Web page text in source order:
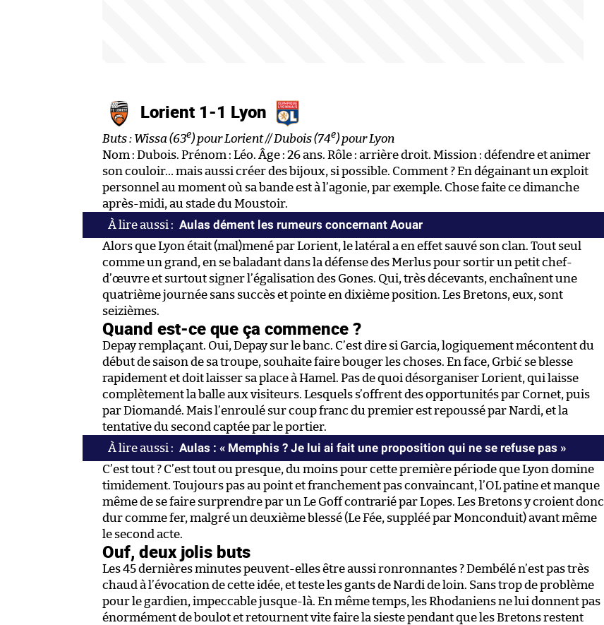
Lorient 1-1 Lyon
Buts : Wissa (63e) pour Lorient // Dubois (74e) pour Lyon
Nom : Dubois. Prénom : Léo. Âge : 26 ans. Rôle : arrière droit. Mission : défendre et animer
son couloir… mais aussi créer des bijoux, si possible. Comment ? En dégainant un exploit
personnel au moment où sa bande est à l’agonie, par exemple. Chose faite ce dimanche
après-midi, au stade du Moustoir.
Aulas dément les rumeurs concernant Aouar
Alors que Lyon était (mal)mené par Lorient, le latéral a en effet sauvé son clan. Tout seul
comme un grand, en se baladant dans la défense des Merlus pour sortir un petit chef-
d’œuvre et surtout signer l’égalisation des Gones. Qui, très décevants, enchaînent une
quatrième journée sans succès et pointe en dixième position. Les Bretons, eux, sont
seizièmes.
Quand est-ce que ça commence ?
Depay remplaçant. Oui, Depay sur le banc. C’est dire si Garcia, logiquement mécontent du
début de saison de sa troupe, souhaite faire bouger les choses. En face, Grbić se blesse
rapidement et doit laisser sa place à Hamel. Pas de quoi désorganiser Lorient, qui laisse
complètement la balle aux visiteurs. Lesquels s’offrent des opportunités par Cornet, puis
par Diomandé. Mais l’enroulé sur coup franc du premier est repoussé par Nardi, et la
tentative du second captée par le portier.
Aulas : « Memphis ? Je lui ai fait une proposition qui ne se refuse pas »
C’est tout ? C’est tout ou presque, du moins pour cette première période que Lyon domine
timidement. Toujours pas au point et franchement pas convaincant, l’OL patine et manque
même de se faire surprendre par un Le Goff contrarié par Lopes. Les Bretons y croient donc
dur comme fer, malgré un deuxième blessé (Le Fée, suppléé par Monconduit) avant même
le second acte.
Ouf, deux jolis buts
Les 45 dernières minutes peuvent-elles être aussi ronronnantes ? Dembélé n’est pas très
chaud à l’évocation de cette idée, et teste les gants de Nardi de loin. Sans trop de problème
pour le gardien, impeccable jusque-là. En même temps, les Rhodaniens ne lui donnent pas
énormément de boulot et retournent vite faire la sieste pendant que les Bretons restent